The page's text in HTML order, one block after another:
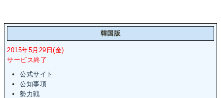
韓国版
2015年5月29日(金)
サービス終了
公式サイト
公知事項
勢力戦